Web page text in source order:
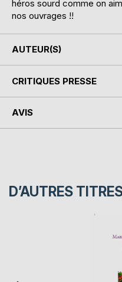
héros sourd comme on
nos ouvrages !!
AUTEUR(S)
CRITIQUES PRESSE
AVIS
D’AUTRES